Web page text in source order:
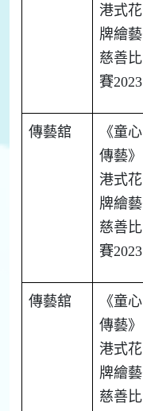
港式花
牌繪藝
慈善比
賽2023
傳藝舘 《童心
傳藝》
港式花
牌繪藝
慈善比
賽2023
傳藝舘 《童心
傳藝》
港式花
牌繪藝
慈善比